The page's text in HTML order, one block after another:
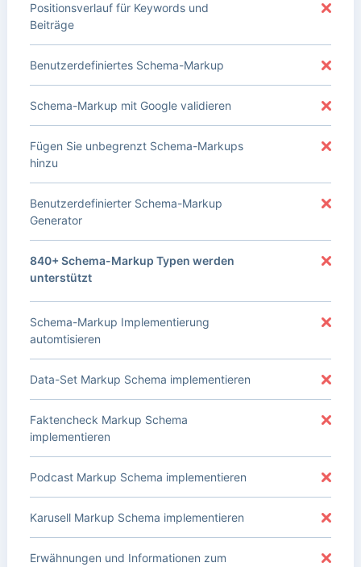
Positionsverlauf für Keywords und
Beiträge
Benutzerdefiniertes Schema-Markup
Schema-Markup mit Google validieren
Fügen Sie unbegrenzt Schema-Markups
hinzu
Benutzerdefinierter Schema-Markup
Generator
840+ Schema-Markup Typen werden
unterstützt
Schema-Markup Implementierung
automtisieren
Data-Set Markup Schema implementieren
Faktencheck Markup Schema
implementieren
Podcast Markup Schema implementieren
Karusell Markup Schema implementieren
Erwähnungen und Informationen zum